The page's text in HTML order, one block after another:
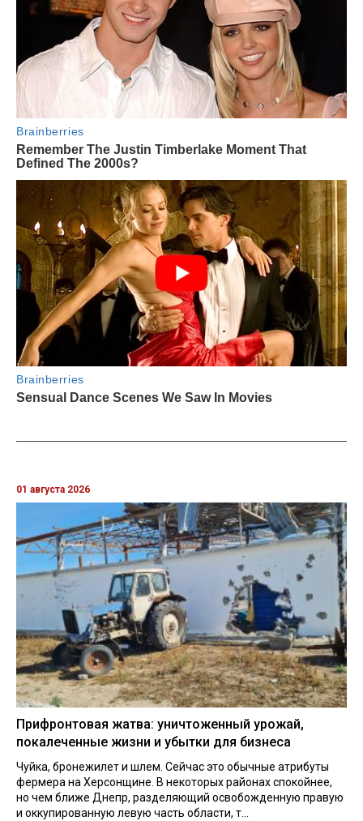
01 августа 2026
Прифронтовая жатва: уничтоженный урожай,
покалеченные жизни и убытки для бизнеса
Чуйка, бронежилет и шлем. Сейчас это обычные атрибуты
фермера на Херсонщине. В некоторых районах спокойнее,
но чем ближе Днепр, разделяющий освобожденную правую
и оккупированную левую часть области, т...